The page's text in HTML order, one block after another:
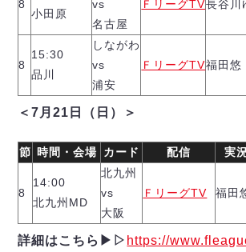
アグレミーナ浜松
デウソン神戸
ポルセイド浜田
ミラクルスマイル新居浜
8
小田原
vs
名古屋
ＦリーグTV長谷川
8
15:30
品川
しながわ
vs
浦安
ＦリーグTV福田悠
＜7月21日（日）＞
節 時間・会場 カード 配信 実
8
14:00
北九州MD
北九州
vs
大阪
ＦリーグTV 福田
詳細はこちら▶︎▷ https://